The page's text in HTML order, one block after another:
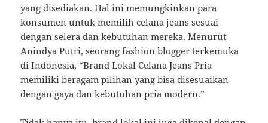
yang disediakan. Hal ini memungkinkan para
konsumen untuk memilih celana jeans sesuai
dengan selera dan kebutuhan mereka. Menurut
Anindya Putri, seorang fashion blogger terkemuka
di Indonesia, “Brand Lokal Celana Jeans Pria
memiliki beragam pilihan yang bisa disesuaikan
dengan gaya dan kebutuhan pria modern.”